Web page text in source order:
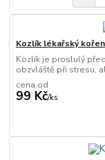
Kozlík lékařský kořen
Kozlík je proslulý
obzvláště při stresu,
cena od
99 Kč/ks